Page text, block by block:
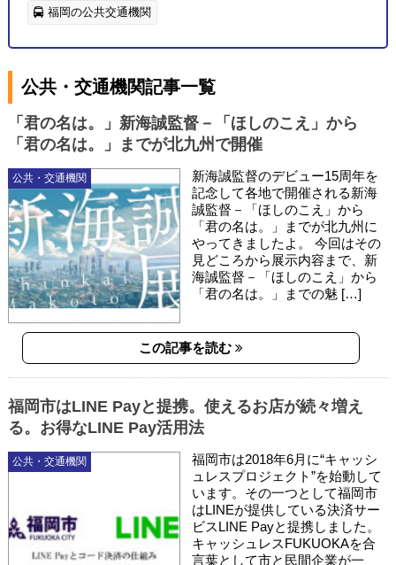
福岡の公共交通機関
公共・交通機関記事一覧
公共・交通機関
「君の名は。」新海誠監督－「ほしのこえ」から
「君の名は。」までが北九州で開催
新海誠監督のデビュー15周年を
記念して各地で開催される新海
誠監督－「ほしのこえ」から
「君の名は。」までが北九州に
やってきましたよ。 今回はその
見どころから展示内容まで、新
海誠監督－「ほしのこえ」から
「君の名は。」までの魅 […]
この記事を読む
公共・交通機関
福岡市はLINE Payと提携。使えるお店が続々増え
る。お得なLINE Pay活用法
福岡市は2018年6月に“キャッシ
ュレスプロジェクト”を始動して
います。その一つとして福岡市
はLINEが提供している決済サー
ビスLINE Payと提携しました。
キャッシュレスFUKUOKAを合
言葉として市と民間企業が一